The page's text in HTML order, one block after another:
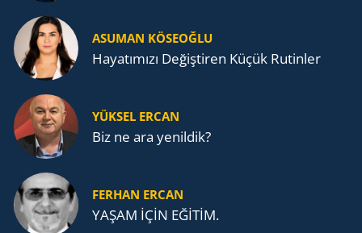
ASUMAN KÖSEOĞLU
Ha­ya­tı­mı­zı De­ğiş­ti­ren Küçük Ru­tin­ler
YÜKSEL ERCAN
Biz ne ara yenildik?
FERHAN ERCAN
YAŞAM İÇİN EĞİTİM.